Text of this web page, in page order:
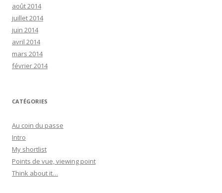
août 2014
juillet 2014
juin 2014
avril 2014
mars 2014
février 2014
CATÉGORIES
Au coin du passe
Intro
My shortlist
Points de vue, viewing point
Think about it…